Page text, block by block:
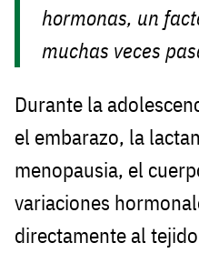
hormonas, un
muchas veces
Durante la
el embarazo, la
menopausia, el
variaciones
directamente al